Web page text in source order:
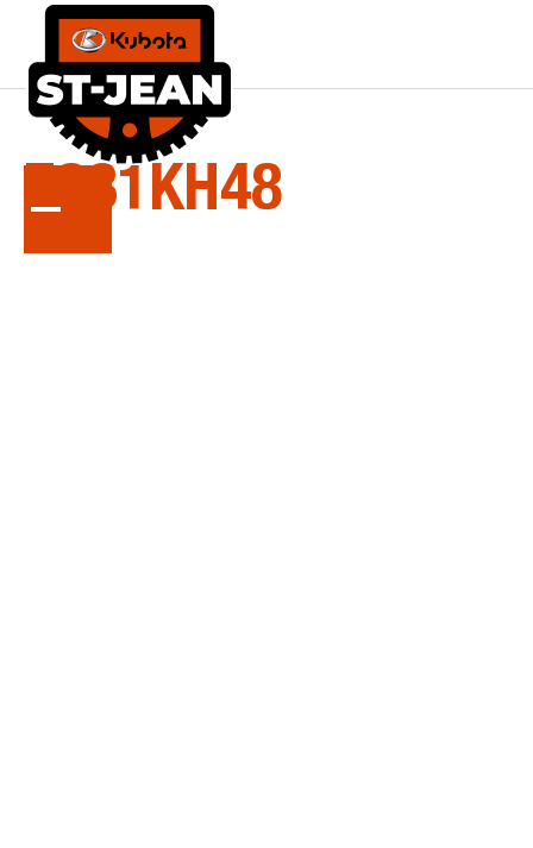
LA SÉRIE
Z231KH48